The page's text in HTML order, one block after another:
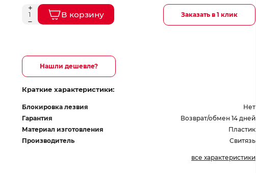
В корзину Заказать в 1 клик
Нашли дешевле?
Краткие характеристики:
Блокировка лезвия
Нет
Гарантия
Возврат/обмен 14 дней
Материал изготовления
Пластик
Производитель
Свитязь
все характеристики